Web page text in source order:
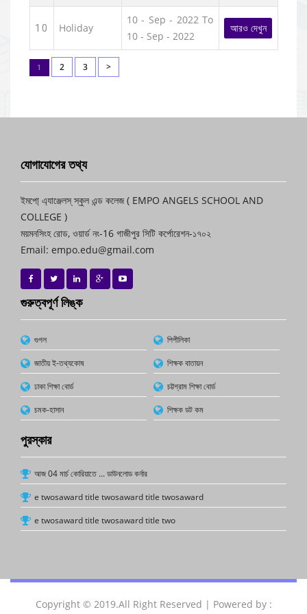
10 Holiday
10 - Sep - 2022 To
10 - Sep - 2022
আরও দেখুন
1 2 3 >
যোগাযোগের তথ্য
ইমপো্ এ্যাঞ্জেলস্ স্কুল এন্ড কলেজ ( EMPO ANGELS SCHOOL AND
COLLEGE )
ময়মনসিংহ রোড, ওয়ার্ড নং-16 গাজীপুর সিটি কর্পোরেশন-১৭০২
Email: empo.edu@gmail.com
গুরুত্বপূর্ণ লিঙ্ক
গুগল
পিপীলিকা
জাতীয় ই-তথ্যকোষ
শিক্ষক বাতায়ন
ঢাকা শিক্ষা বোর্ড
চট্টগ্রাম শিক্ষা বোর্ড
চমক-হাসান
শিক্ষক ডট কম
পুরস্কার
আজ 04 মার্চ কোরিয়াতে ... ডাউনলোড কর্নার
e twosaward title twosaward title twosaward
e twosaward title twosaward title two
Copyright © 2019.All Right Reserved | Powered by :